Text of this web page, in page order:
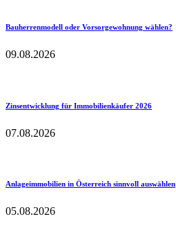
Bauherrenmodell oder Vorsorgewohnung wählen?
09.08.2026
Zinsentwicklung für Immobilienkäufer 2026
07.08.2026
Anlageimmobilien in Österreich sinnvoll auswählen
05.08.2026